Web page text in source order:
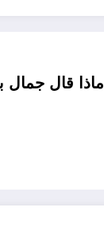
ماذا قال جمال